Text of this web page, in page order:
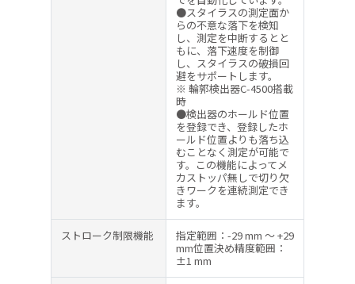
●スタイラスの測定面か
らの不意な落下を検知
し、測定を中断するとと
もに、落下速度を制御
し、スタイラスの破損回
避をサポートします。
※ 輪郭検出器C-4500搭載
時
●検出器のホールド位置
を登録でき、登録したホ
ールド位置よりも落ち込
むことなく測定が可能で
す。この機能によってメ
カストッパ無しで切り欠
きワークを連続測定でき
ます。
ストローク制限機能
指定範囲：-29 mm ～ +29
mm位置決め精度範囲：
±1 mm